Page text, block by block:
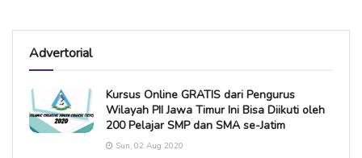
Advertorial
Kursus Online GRATIS dari Pengurus
Wilayah PII Jawa Timur Ini Bisa Diikuti oleh
200 Pelajar SMP dan SMA se-Jatim
Sun, 02 Aug 2020